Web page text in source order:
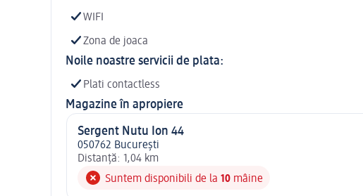
WIFI
Zona de joaca
Noile noastre servicii de plata:
Plati contactless
Magazine în apropiere
Sergent Nutu Ion 44
050762 Bucureşti
Distanță: 1,04 km
Suntem disponibili de la 10 mâine